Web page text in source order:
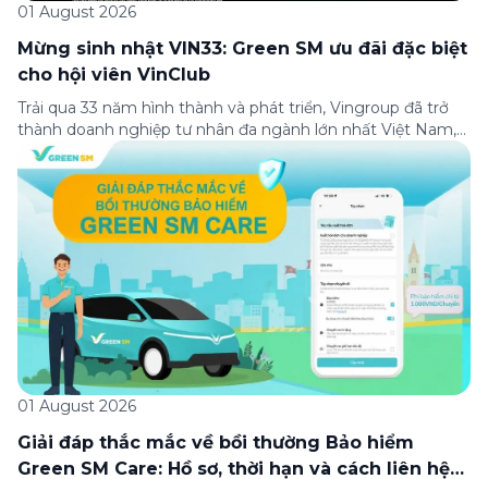
01 August 2026
Mừng sinh nhật VIN33: Green SM ưu đãi đặc biệt
cho hội viên VinClub
Trải qua 33 năm hình thành và phát triển, Vingroup đã trở
thành doanh nghiệp tư nhân đa ngành lớn nhất Việt Nam,
lọt Top 30 doanh nghiệp lớn nhất Đông Nam Á theo bảng
xếp hạng của Tạp chí Fortune (Mỹ). Nhân kỷ niệm 33 năm
thành lập (8/8/1993 đến 8/8/2026), Green SM trân […]
01 August 2026
Giải đáp thắc mắc về bồi thường Bảo hiểm
Green SM Care: Hồ sơ, thời hạn và cách liên hệ